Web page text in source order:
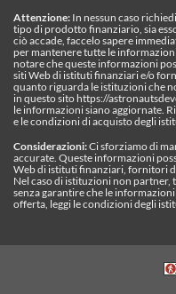
Attenzione: In nessun caso
tipo di prodotto finanziario, sia
ciò accade, faccelo sapere
per mantenere tutte le
notare che queste informazioni
siti Web di istituti finanziari e/o
quanto riguarda le istituzioni che
in questo sito https://
le informazioni siano aggiornate.
e le condizioni di acquisto degli
Considerazioni:Ci sforziamo di
accurate. Queste informazioni
Web di istituti finanziari, fornitori
Nel caso di istituzioni non
senza garantire che le
offerta, leggi le condizioni degli